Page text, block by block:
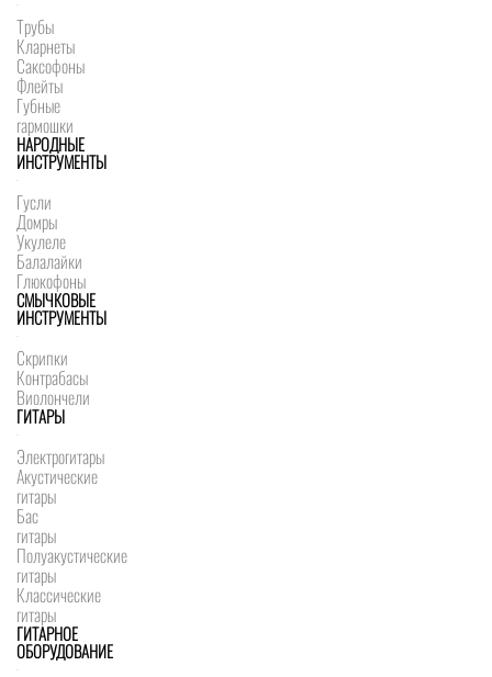
Трубы
Кларнеты
Саксофоны
Флейты
Губные
гармошки
НАРОДНЫЕ
ИНСТРУМЕНТЫ
Гусли
Домры
Укулеле
Балалайки
Глюкофоны
СМЫЧКОВЫЕ
ИНСТРУМЕНТЫ
Скрипки
Контрабасы
Виолончели
ГИТАРЫ
Электрогитары
Акустические
гитары
Бас
гитары
Полуакустические
гитары
Классические
гитары
ГИТАРНОЕ
ОБОРУДОВАНИЕ